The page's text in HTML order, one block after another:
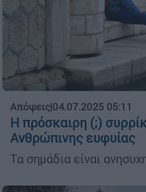
Απόψεις|04.07.2025 05:11
Η πρόσκαιρη (;)
Ανθρώπινης ευφυίας
Τα σημάδια είναι